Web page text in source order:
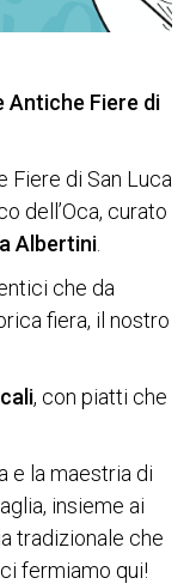
Antiche Fiere di
Fiere di San Luca
dell’Oca, curato
Albertini
che da
fiera, il nostro
, con piatti che
e la maestria di
insieme ai
tradizionale che
fermiamo qui!